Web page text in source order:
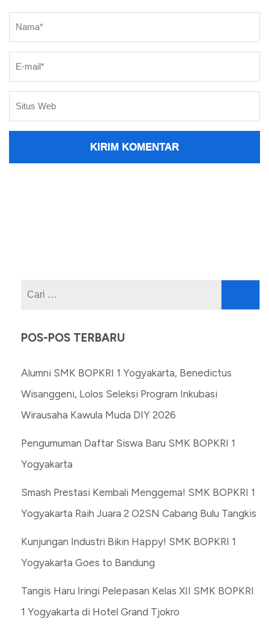
Nama
POS-POS TERBARU
Alumni SMK BOPKRI 1 Yogyakarta, Benedictus
Wisanggeni, Lolos Seleksi Program Inkubasi
Wirausaha Kawula Muda DIY 2026
Pengumuman Daftar Siswa Baru SMK BOPKRI 1
Yogyakarta
Smash Prestasi Kembali Menggema! SMK BOPKRI 1
Yogyakarta Raih Juara 2 O2SN Cabang Bulu Tangkis
Kunjungan Industri Bikin Happy! SMK BOPKRI 1
Yogyakarta Goes to Bandung
Tangis Haru Iringi Pelepasan Kelas XII SMK BOPKRI
1 Yogyakarta di Hotel Grand Tjokro